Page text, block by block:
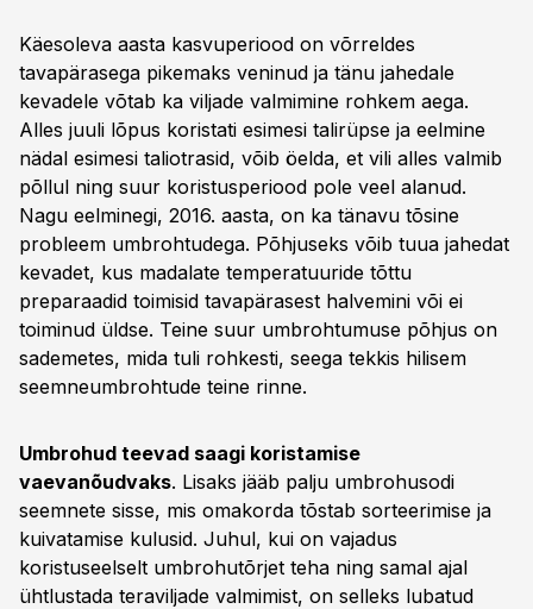
Käesoleva aasta kasvuperiood on võrreldes
tavapärasega pikemaks veninud ja tänu jahedale
kevadele võtab ka viljade valmimine rohkem aega.
Alles juuli lõpus koristati esimesi talirüpse ja eelmine
nädal esimesi taliotrasid, võib öelda, et vili alles valmib
põllul ning suur koristusperiood pole veel alanud.
Nagu eelminegi, 2016. aasta, on ka tänavu tõsine
probleem umbrohtudega. Põhjuseks võib tuua jahedat
kevadet, kus madalate temperatuuride tõttu
preparaadid toimisid tavapärasest halvemini või ei
toiminud üldse. Teine suur umbrohtumuse põhjus on
sademetes, mida tuli rohkesti, seega tekkis hilisem
seemneumbrohtude teine rinne.
Umbrohud teevad saagi koristamise
vaevanõudvaks. Lisaks jääb palju umbrohusodi
seemnete sisse, mis omakorda tõstab sorteerimise ja
kuivatamise kulusid. Juhul, kui on vajadus
koristuseelselt umbrohutõrjet teha ning samal ajal
ühtlustada teraviljade valmimist, on selleks lubatud